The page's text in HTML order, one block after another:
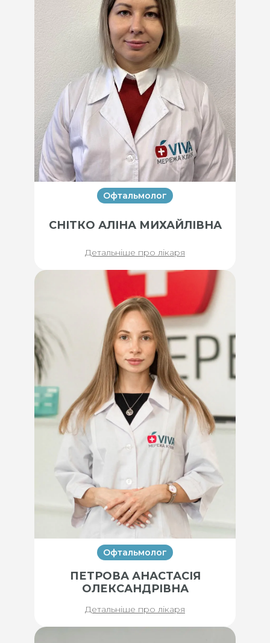
Офтальмолог
СНІТКО АЛІНА МИХАЙЛІВНА
Детальніше про лікаря
Офтальмолог
ПЕТРОВА АНАСТАСІЯ
ОЛЕКСАНДРІВНА
Детальніше про лікаря